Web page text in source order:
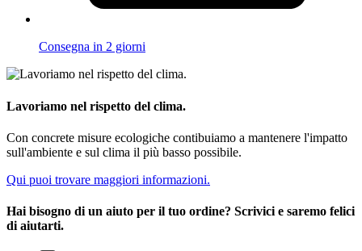
Consegna in 2 giorni
Lavoriamo nel rispetto del clima.
Con concrete misure ecologiche contibuiamo a mantenere l'impatto
sull'ambiente e sul clima il più basso possibile.
Qui puoi trovare maggiori informazioni.
Hai bisogno di un aiuto per il tuo ordine? Scrivici e saremo felici
di aiutarti.